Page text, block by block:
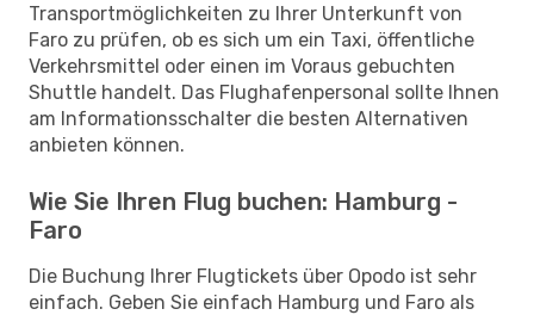
Transportmöglichkeiten zu Ihrer Unterkunft von
Faro zu prüfen, ob es sich um ein Taxi, öffentliche
Verkehrsmittel oder einen im Voraus gebuchten
Shuttle handelt. Das Flughafenpersonal sollte Ihnen
am Informationsschalter die besten Alternativen
anbieten können.
Wie Sie Ihren Flug buchen: Hamburg -
Faro
Die Buchung Ihrer Flugtickets über Opodo ist sehr
einfach. Geben Sie einfach Hamburg und Faro als